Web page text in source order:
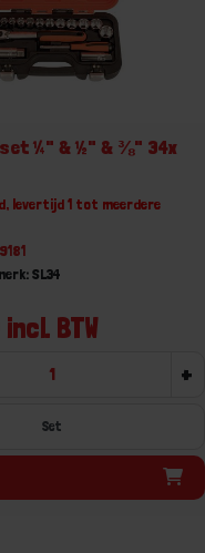
¼" & ½" & ⅜" 34x
levertijd 1 tot meerdere
SL34
BTW
+
Set